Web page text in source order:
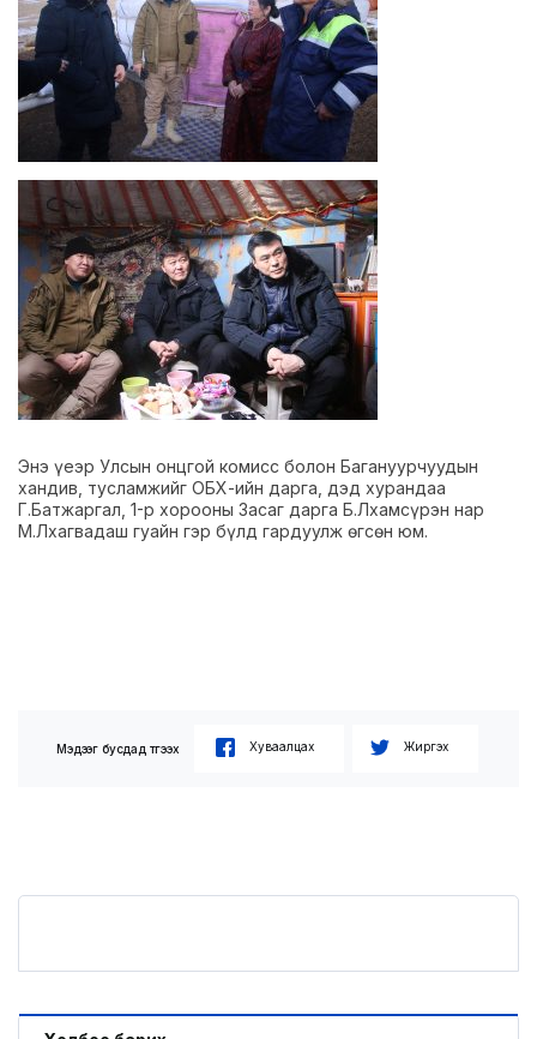
Энэ үеэр Улсын онцгой комисс болон Багануурчуудын
хандив, тусламжийг ОБХ-ийн дарга, дэд хурандаа
Г.Батжаргал, 1-р хорооны Засаг дарга Б.Лхамсүрэн нар
М.Лхагвадаш гуайн гэр бүлд гардуулж өгсөн юм.
Мэдээг бусдад түгээх Хуваалцах Жиргэх